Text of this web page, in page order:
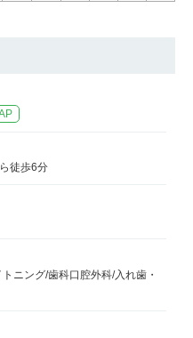
徒歩6分
ニング/歯科口腔外科/入れ歯・